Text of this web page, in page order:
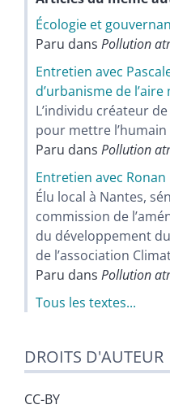
Écologie et
Paru dans Pollution
Entretien avec
d’urbanisme de
L’individu créateur
pour mettre
Paru dans Pollution
Entretien avec Ronan
Élu local à Nantes,
commission de
du développement
de l’association
Paru dans Pollution
Tous les textes...
DROITS D'AUTEUR
CC-BY